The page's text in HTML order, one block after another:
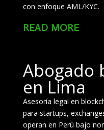
con enfoque AML/KYC.
read more
Abogado
en Lima
Asesoría legal en
para startups,
operan en Perú bajo